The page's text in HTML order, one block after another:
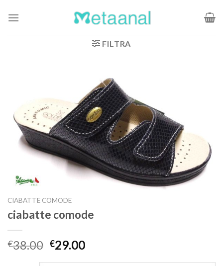
FILTRA
CIABATTE COMODE
ciabatte comode
€38.00 €29.00